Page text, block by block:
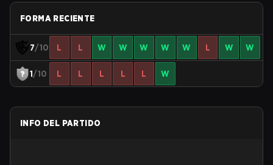
FORMA RECIENTE
7/10 L L W W W W W L W W
1/10 L L L L L W
INFO DEL PARTIDO